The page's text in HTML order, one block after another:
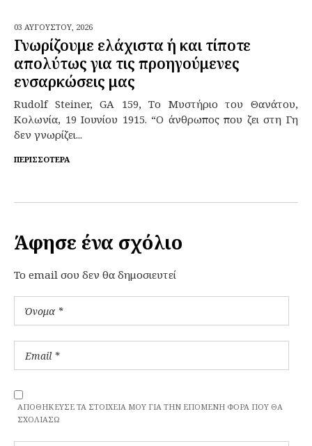
03 ΑΥΓΟΎΣΤΟΥ, 2026
Γνωρίζουμε ελάχιστα ή και τίποτε
απολύτως για τις προηγούμενες
ενσαρκώσεις μας
Rudolf Steiner, GA 159, Το Μυστήριο του Θανάτου,
Κολωνία, 19 Ιουνίου 1915. “Ο άνθρωπος που ζει στη Γη
δεν γνωρίζει...
ΠΕΡΙΣΣΌΤΕΡΑ
Άφησε ένα σχόλιο
To email σου δεν θα δημοσιευτεί
ΑΠΟΘΉΚΕΥΣΕ ΤΑ ΣΤΟΙΧΕΊΑ ΜΟΥ ΓΙΑ ΤΗΝ ΕΠΌΜΕΝΗ ΦΟΡΆ ΠΟΥ ΘΑ
ΣΧΟΛΙΆΣΩ